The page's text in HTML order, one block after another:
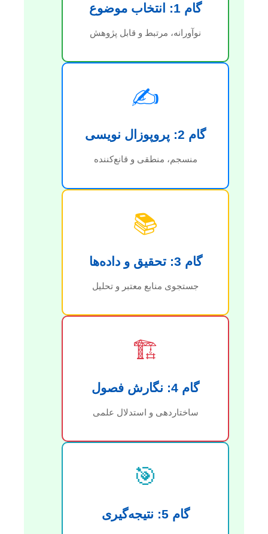
گام 1: انتخاب موضوع
نوآورانه، مرتبط و قابل پژوهش
✍️
گام 2: پروپوزال نویسی
منسجم، منطقی و قانع‌کننده
📚
گام 3: تحقیق و داده‌ها
جستجوی منابع معتبر و تحلیل
🏗️
گام 4: نگارش فصول
ساختاردهی و استدلال علمی
🎯
گام 5: نتیجه‌گیری